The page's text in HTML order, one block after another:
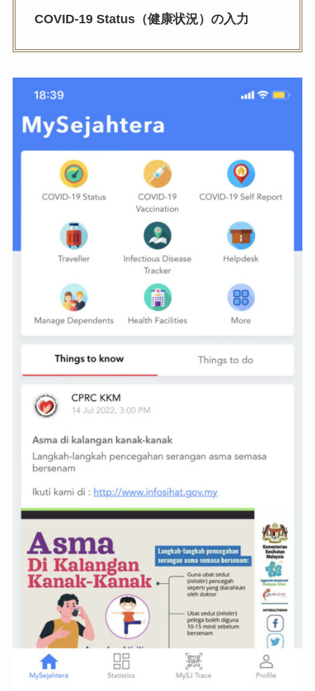
COVID-19 Status（健康状況）の入力